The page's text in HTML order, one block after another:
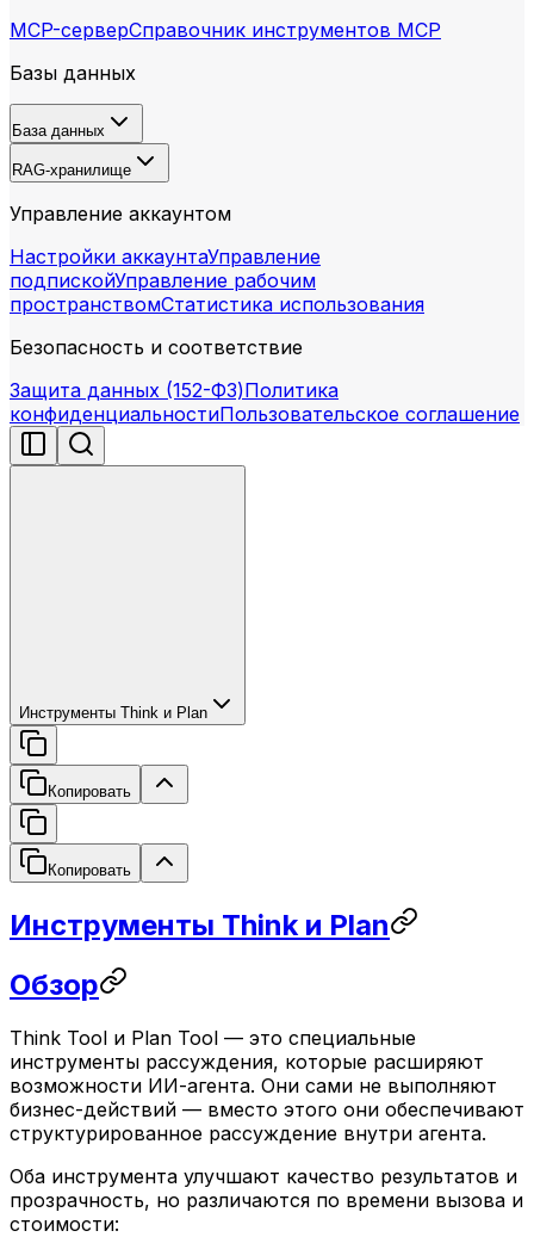
MCP-серверСправочник инструментов MCP
Базы данных
База данных
RAG-хранилище
Управление аккаунтом
Настройки аккаунтаУправление
подпискойУправление рабочим
пространствомСтатистика использования
Безопасность и соответствие
Защита данных (152-ФЗ)Политика
конфиденциальностиПользовательское соглашение
Инструменты Think и Plan
Копировать
Копировать
Инструменты Think и Plan
Обзор
Think Tool и Plan Tool — это специальные
инструменты рассуждения, которые расширяют
возможности ИИ-агента. Они сами не выполняют
бизнес-действий — вместо этого они обеспечивают
структурированное рассуждение внутри агента.
Оба инструмента улучшают качество результатов и
прозрачность, но различаются по времени вызова и
стоимости: